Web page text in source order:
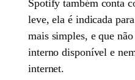
Spotify também conta
leve, ela é indicada
mais simples, e que
interno disponível e
internet.